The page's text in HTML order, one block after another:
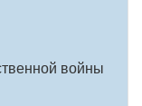
войны